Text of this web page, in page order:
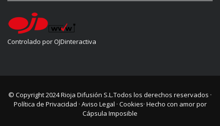
Controlado por OJDinteractiva
© Copyright 2024Rioja Difusión S.L.Todos los derechos reservados ·
Política de Privacidad · Aviso Legal · Cookies· Hecho con amor por
Cápsula Imposible